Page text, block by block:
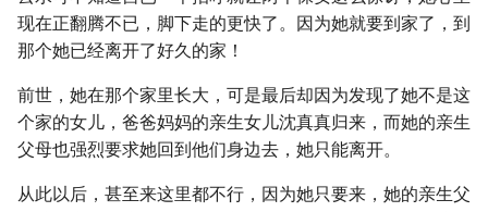
现在正翻腾不已，脚下走的更快了。因为她就要到家了，到
那个她已经离开了好久的家！
前世，她在那个家里长大，可是最后却因为发现了她不是这
个家的女儿，爸爸妈妈的亲生女儿沈真真归来，而她的亲生
父母也强烈要求她回到他们身边去，她只能离开。
从此以后，甚至来这里都不行，因为她只要来，她的亲生父